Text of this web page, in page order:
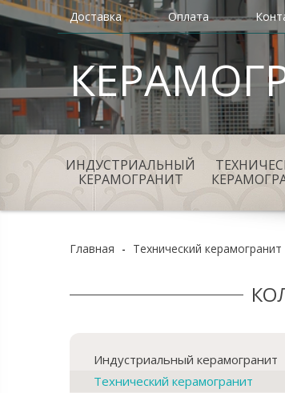
Доставка Оплата
ИНДУСТРИАЛЬНЫЙ
КЕРАМОГРАНИТ
Главная - Технический керамогранит
Индустриальный керамогранит
Технический керамогранит